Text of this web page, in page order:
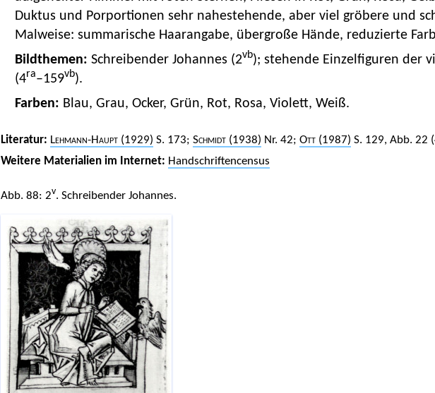
Duktus und Porportionen sehr nahestehende, aber viel gröbere und
Malweise: summarische Haarangabe, übergroße Hände, reduzierte
Bildthemen: Schreibender Johannes (2vb); stehende Einzelfiguren der
(4ra–159vb).
Farben: Blau, Grau, Ocker, Grün, Rot, Rosa, Violett, Weiß.
Literatur: Lehmann-Haupt(1929) S. 173; Schmidt(1938) Nr. 42; Ott(1987) S. 129, Abb. 22
Weitere Materialien im Internet: Handschriftencensus
Abb. 88: 2v. Schreibender Johannes.